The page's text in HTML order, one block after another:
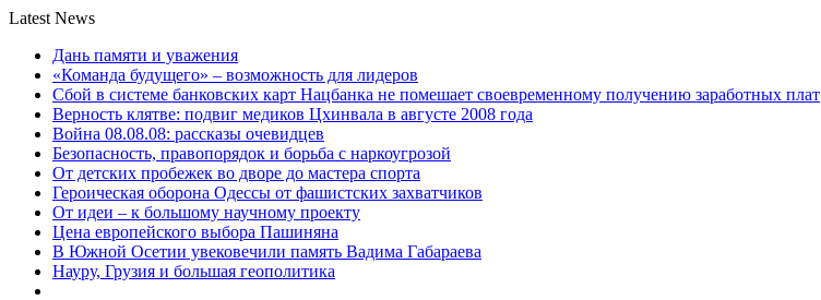
Latest News
Дань памяти и уважения
«Команда будущего» – возможность для лидеров
Сбой в системе банковских карт Нацбанка не помешает своевременному получению заработных плат
Верность клятве: подвиг медиков Цхинвала в августе 2008 года
Война 08.08.08: рассказы очевидцев
Безопасность, правопорядок и борьба с наркоугрозой
От детских пробежек во дворе до мастера спорта
Героическая оборона Одессы от фашистских захватчиков
От идеи – к большому научному проекту
Цена европейского выбора Пашиняна
В Южной Осетии увековечили память Вадима Габараева
Науру, Грузия и большая геополитика